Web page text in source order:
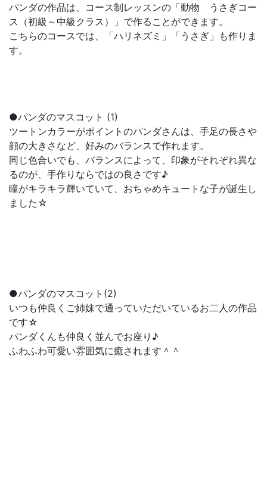
パンダの作品は、コース制レッスンの「動物 うさぎコー
ス（初級～中級クラス）」で作ることができます。
こちらのコースでは、「ハリネズミ」「うさぎ」も作りま
す。
●パンダのマスコット (1)
ツートンカラーがポイントのパンダさんは、手足の長さや
顔の大きさなど、好みのバランスで作れます。
同じ色合いでも、バランスによって、印象がそれぞれ異な
るのが、手作りならではの良さです♪
瞳がキラキラ輝いていて、おちゃめキュートな子が誕生し
ました☆
●パンダのマスコット(2)
いつも仲良くご姉妹で通っていただいているお二人の作品
です☆
パンダくんも仲良く並んでお座り♪
ふわふわ可愛い雰囲気に癒されます＾＾